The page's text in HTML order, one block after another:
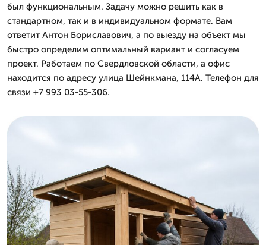
был функциональным. Задачу можно решить как в
стандартном, так и в индивидуальном формате. Вам
ответит Антон Бориславович, а по выезду на объект мы
быстро определим оптимальный вариант и согласуем
проект. Работаем по Свердловской области, а офис
находится по адресу улица Шейнкмана, 114А. Телефон для
связи +7 993 03-55-306.